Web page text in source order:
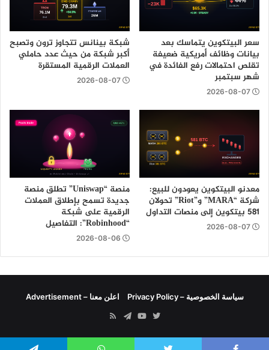
سعر البيتكوين يتماسك بعد
بيانات وظائف أمريكية ضعيفة
تقلص احتمالات رفع الفائدة في
شهر سبتمبر
2026-08-07
شبكة بينانس تتجاوز ترون وتصبح
أكبر شبكة من حيث عدد حاملي
العملات الرقمية المستقرة
2026-08-07
معدنو البيتكوين يعودون للبيع:
شركة “MARA” و”Riot” تحولان
581 بيتكوين إلى منصات التداول
2026-08-07
منصة “Uniswap” تطلق منصة
جديدة تسمح بإطلاق العملات
الرقمية على شبكة
“Robinhood”: التفاصيل
2026-08-06
سياسة الخصوصية – Privacy Policy اعلن معنا – Advertisement